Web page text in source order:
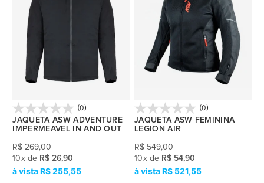
(0)
JAQUETA ASW ADVENTURE
IMPERMEAVEL IN AND OUT
R$ 269,00
10x de R$ 26,90
R$ 255,55
(0)
JAQUETA ASW FEMININA
LEGION AIR
R$ 549,00
10x de R$ 54,90
R$ 521,55